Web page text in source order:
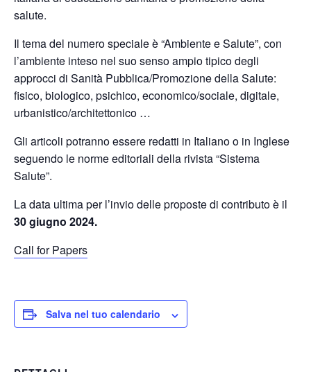
salute.
Il tema del numero speciale è “Ambiente e Salute”, con
l’ambiente inteso nel suo senso ampio tipico degli
approcci di Sanità Pubblica/Promozione della Salute:
fisico, biologico, psichico, economico/sociale, digitale,
urbanistico/architettonico …
Gli articoli potranno essere redatti in Italiano o in Inglese
seguendo le norme editoriali della rivista “Sistema
Salute”.
La data ultima per l’invio delle proposte di contributo è il
30 giugno 2024.
Call for Papers
Salva nel tuo calendario